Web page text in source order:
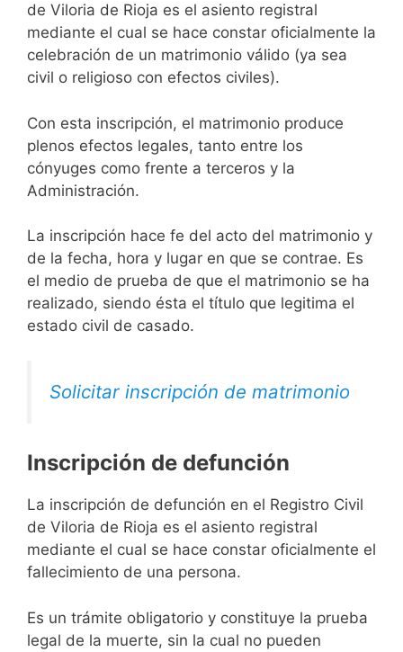
de Viloria de Rioja es el asiento registral
mediante el cual se hace constar oficialmente la
celebración de un matrimonio válido (ya sea
civil o religioso con efectos civiles).
Con esta inscripción, el matrimonio produce
plenos efectos legales, tanto entre los
cónyuges como frente a terceros y la
Administración.
La inscripción hace fe del acto del matrimonio y
de la fecha, hora y lugar en que se contrae. Es
el medio de prueba de que el matrimonio se ha
realizado, siendo ésta el título que legitima el
estado civil de casado.
Solicitar inscripción de matrimonio
Inscripción de defunción
La inscripción de defunción en el Registro Civil
de Viloria de Rioja es el asiento registral
mediante el cual se hace constar oficialmente el
fallecimiento de una persona.
Es un trámite obligatorio y constituye la prueba
legal de la muerte, sin la cual no pueden